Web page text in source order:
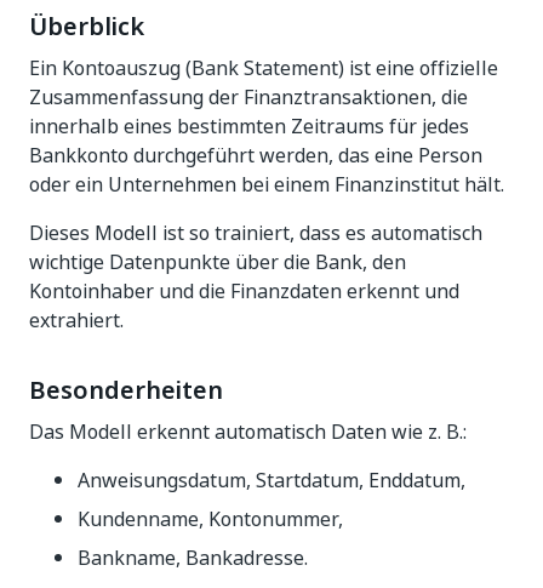
Überblick
Ein Kontoauszug (Bank Statement) ist eine offizielle
Zusammenfassung der Finanztransaktionen, die
innerhalb eines bestimmten Zeitraums für jedes
Bankkonto durchgeführt werden, das eine Person
oder ein Unternehmen bei einem Finanzinstitut hält.
Dieses Modell ist so trainiert, dass es automatisch
wichtige Datenpunkte über die Bank, den
Kontoinhaber und die Finanzdaten erkennt und
extrahiert.
Besonderheiten
Das Modell erkennt automatisch Daten wie z. B.:
Anweisungsdatum, Startdatum, Enddatum,
Kundenname, Kontonummer,
Bankname, Bankadresse.